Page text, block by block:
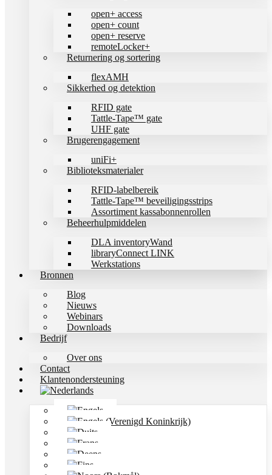
open+ access
open+ count
open+ reserve
remoteLocker+
Returnering og sortering
flexAMH
Sikkerhed og detektion
RFID gate
Tattle-Tape™ gate
UHF gate
Brugerengagement
uniFi+
Biblioteksmaterialer
RFID-labelbereik
Tattle-Tape™ beveiligingsstrips
Assortiment kassabonnenrollen
Beheerhulpmiddelen
DLA inventoryWand
libraryConnect LINK
Werkstations
Bronnen
Blog
Nieuws
Webinars
Downloads
Bedrijf
Over ons
Contact
Klantenondersteuning